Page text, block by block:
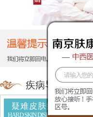
疾病导航
疑难皮肤病
HARD SKIN DISEASE